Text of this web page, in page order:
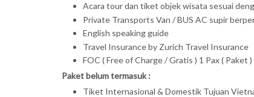
Acara tour dan tiket objek wisata sesuai
Private Transports Van / BUS AC supir
English speaking guide
Travel Insurance by Zurich Travel Insurance
FOC ( Free of Charge / Gratis ) 1 Pax ( Paket )
Paket belum termasuk :
Tiket Internasional & Domestik Tujuan